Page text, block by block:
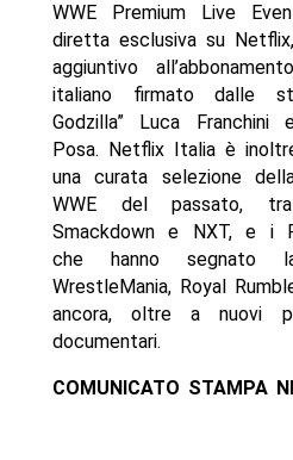
WWE Premium Live
diretta esclusiva su
aggiuntivo
italiano firmato dalle
Godzilla” Luca Franchini
Posa. Netflix Italia è
una curata selezione
WWE del passato,
Smackdown e NXT, e i
che hanno segnato
WrestleMania, Royal
ancora, oltre a nuovi
documentari.
COMUNICATO STAMPA